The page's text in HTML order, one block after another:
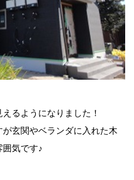
るようになりました！
玄関やベランダに入れた木
気です♪